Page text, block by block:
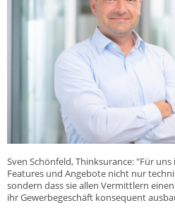
Sven Schönfeld, Thinksurance: "Für
Features und Angebote nicht nur
sondern dass sie allen Vermittlern
ihr Gewerbegeschäft konsequent